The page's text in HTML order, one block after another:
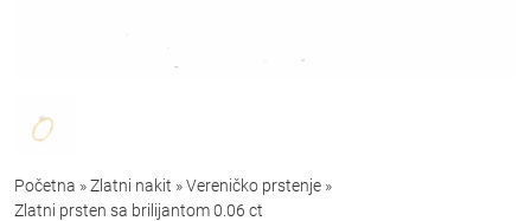
Početna »Zlatni nakit »Vereničko prstenje »
Zlatni prsten sa brilijantom 0.06 ct